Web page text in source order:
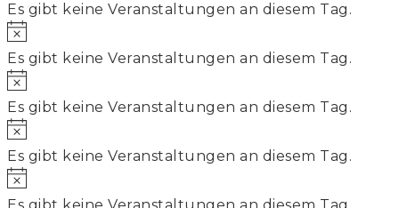
Es gibt keine Veranstaltungen an diesem Tag.
Es gibt keine Veranstaltungen an diesem Tag.
Es gibt keine Veranstaltungen an diesem Tag.
Es gibt keine Veranstaltungen an diesem Tag.